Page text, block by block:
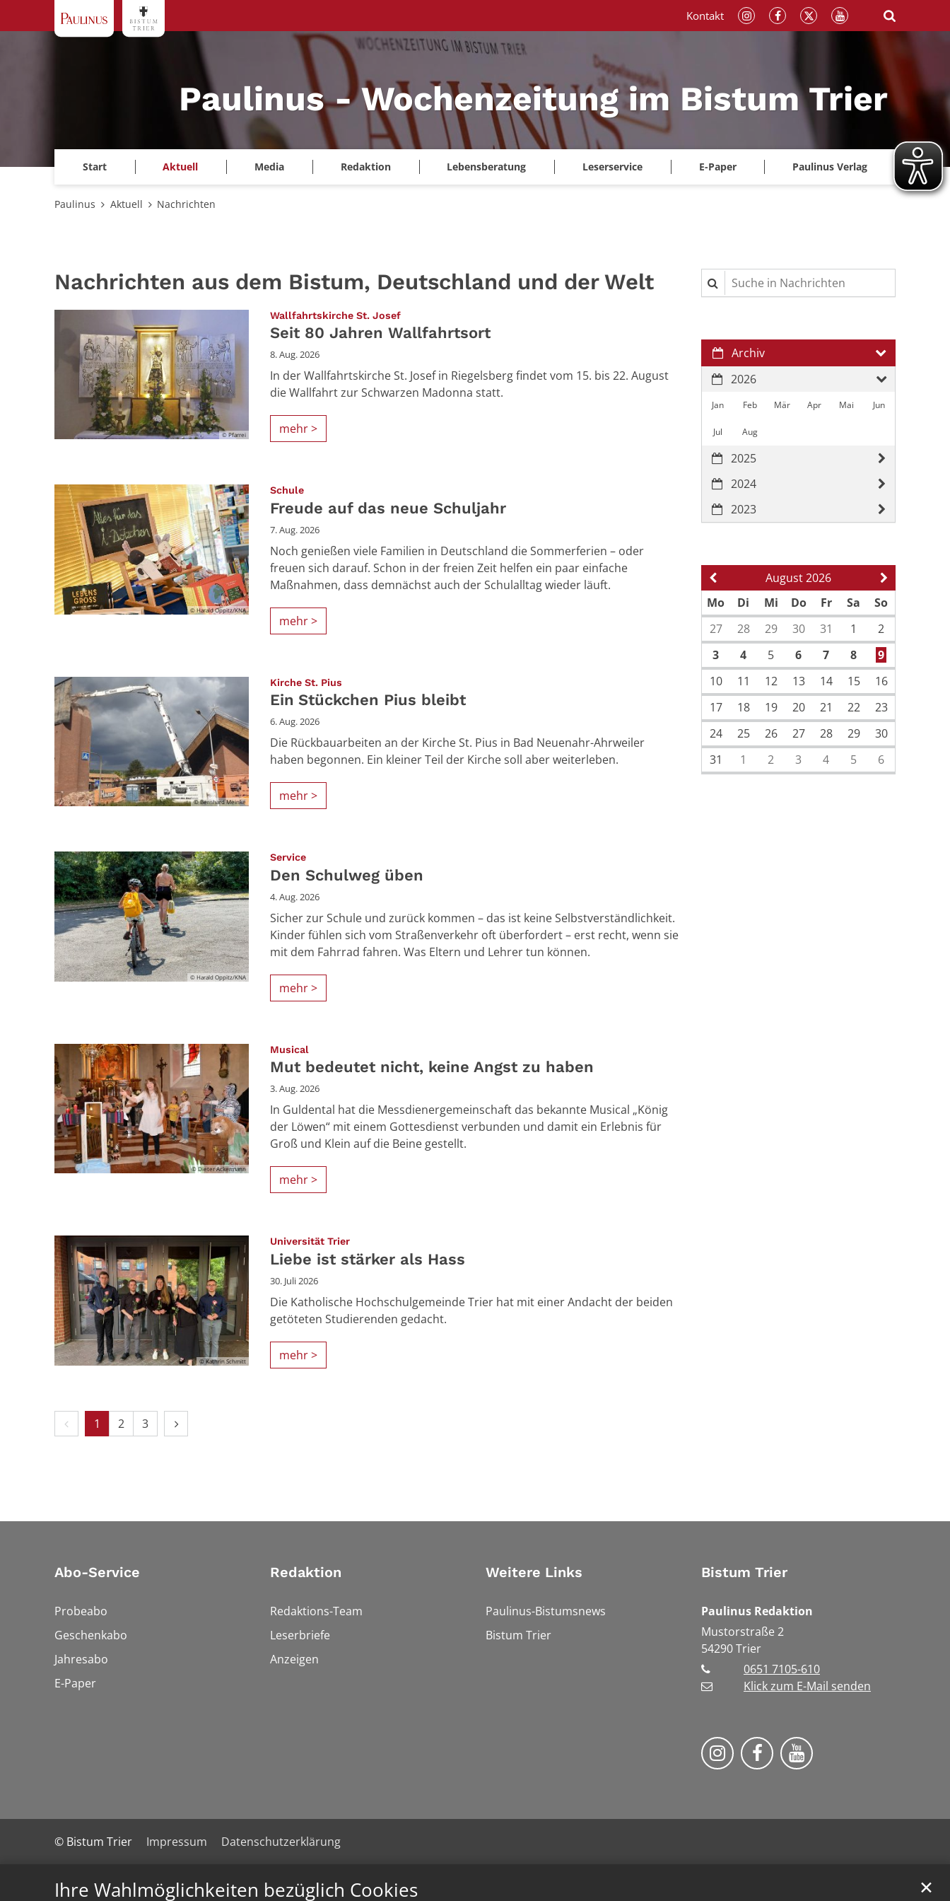
Ihre Wahlmöglichkeiten bezüglich Cookies ✕
Paulinus - Wochenzeitung im Bistum Trier
Start Aktuell Media Redaktion Lebensberatung Leserservice E-Paper Paulinus Verlag
Kontakt
Paulinus Aktuell Nachrichten
Nachrichten aus dem Bistum, Deutschland und der Welt
© Pfarrei
Wallfahrtskirche St. Josef:
Seit 80 Jahren Wallfahrtsort
8. Aug. 2026
In der Wallfahrtskirche St. Josef in Riegelsberg findet vom 15. bis 22. August
die Wallfahrt zur Schwarzen Madonna statt.
mehr >
© Harald Oppitz/KNA
Schule:
Freude auf das neue Schuljahr
7. Aug. 2026
Noch genießen viele Familien in Deutschland die Sommerferien – oder
freuen sich darauf. Schon in der freien Zeit helfen ein paar einfache
Maßnahmen, dass demnächst auch der Schulalltag wieder läuft.
mehr >
© Bernhard Meinke
Kirche St. Pius
Ein Stückchen Pius bleibt
6. Aug. 2026
Die Rückbauarbeiten an der Kirche St. Pius in Bad Neuenahr-Ahrweiler
haben begonnen. Ein kleiner Teil der Kirche soll aber weiterleben.
mehr >
© Harald Oppitz/KNA
Service:
Den Schulweg üben
4. Aug. 2026
Sicher zur Schule und zurück kommen – das ist keine Selbstverständlichkeit.
Kinder fühlen sich vom Straßenverkehr oft überfordert – erst recht, wenn sie
mit dem Fahrrad fahren. Was Eltern und Lehrer tun können.
mehr >
© Dieter Ackermann
Musical
Mut bedeutet nicht, keine Angst zu haben
3. Aug. 2026
In Guldental hat die Messdienergemeinschaft das bekannte Musical „König
der Löwen“ mit einem Gottesdienst verbunden und damit ein Erlebnis für
Groß und Klein auf die Beine gestellt.
mehr >
© Kathrin Schmitt
Universität Trier:
Liebe ist stärker als Hass
30. Juli 2026
Die Katholische Hochschulgemeinde Trier hat mit einer Andacht der beiden
getöteten Studierenden gedacht.
mehr >
Vorherige Seite
1 2 3 Nächste Seite
Suche in Nachrichten
Archiv
2026
Jan Feb Mär Apr Mai Jun
Jul Aug
2025
2024
2023
Vorherige Seite
August 2026 Nächste
Mo Di Mi Do Fr Sa
So
27
28 29 30 31 1
2
3
4 5 6 7 8
9
10
11 12 13 14 15
16
17
18 19 20 21 22
23
24
25 26 27 28 29
30
31
1 2 3 4 5 6
Abo-Service
Probeabo
Geschenkabo
Jahresabo
E-Paper
Redaktion
Redaktions-Team
Leserbriefe
Anzeigen
Weitere Links
Paulinus-Bistumsnews
Bistum Trier
Bistum Trier
Paulinus Redaktion
Mustorstraße 2
54290Trier
0651 7105-610
Klick zum E-Mail senden
Bistum Trier auf Instragram
Bistum Trier auf Facebook
Bistum Trier auf
© Bistum Trier Impressum Datenschutzerklärung